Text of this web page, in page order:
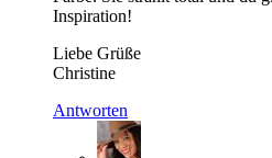
Inspiration!
Liebe Grüße
Christine
Antworten